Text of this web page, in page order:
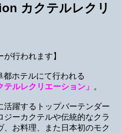
カクテルレクリ
が行われます】
ホテルにて行われる
ルレクリエーション」 。
活躍するトップバーテンダー
ーカクテルや伝統的なクラ
お料理、また日本初のモク